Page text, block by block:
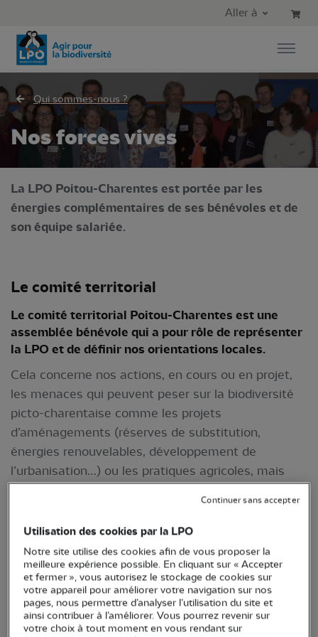
Aller au menu principal
Aller à
Qui sommes-nous ?
Nos forces vives
La LPO Poitou-Charentes est portée par les
énergies complémentaires de ses bénévoles et de
son équipe salariée.
Le comité territorial
Le comité territorial Poitou-Charentes est une
assemblée bénévole qui a pour rôle de représenter
la LPO et de définir nos orientations locales.
Cela concerne nos actions, en cours ou en projet,
les menaces qui peuvent peser sur la biodiversité
picto-charentaise comme les projets
d’aménagements (réserves de substitution,
énergies renouvelables, développement de
l’urbanisation…) ou les pratiques agricoles, mais
Il est composé de 15 conseillères territoriales et
conseillers territoriaux avec un mandat de 3 ans.
Chaque département est représenté par au moins
une personne élue. L’élection a lieu en amont des
assises qui se déroulent chaque début d’année.
Utilisation des cookies par la LPO
Notre site utilise des cookies afin de vous proposer la
meilleure expérience possible. En cliquant sur « Accepter
et fermer », vous autorisez le stockage de cookies sur
votre appareil pour améliorer votre navigation sur nos
pages, nous permettre d’analyser l’utilisation du site et
ainsi contribuer à l’améliorer. Vous pourrez revenir sur
votre choix à tout moment en vous rendant sur
Continuer sans accepter